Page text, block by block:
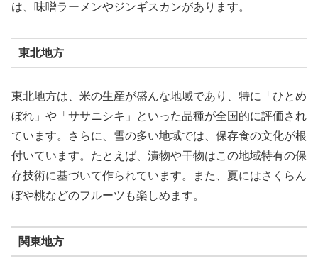
は、味噌ラーメンやジンギスカンがあります。
東北地方
東北地方は、米の生産が盛んな地域であり、特に「ひとめ
ぼれ」や「ササニシキ」といった品種が全国的に評価され
ています。さらに、雪の多い地域では、保存食の文化が根
付いています。たとえば、漬物や干物はこの地域特有の保
存技術に基づいて作られています。また、夏にはさくらん
ぼや桃などのフルーツも楽しめます。
関東地方